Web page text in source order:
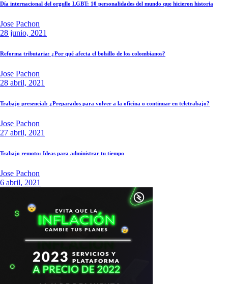
Día internacional del orgullo LGBT: 10 personalidades del mundo que hicieron historia
Jose Pachon
28 junio, 2021
Reforma tributaria: ¿Por qué afecta el bolsillo de los colombianos?
Jose Pachon
28 abril, 2021
Trabajo presencial: ¿Preparados para volver a la oficina o continuar en teletrabajo?
Jose Pachon
27 abril, 2021
Trabajo remoto: Ideas para administrar tu tiempo
Jose Pachon
6 abril, 2021